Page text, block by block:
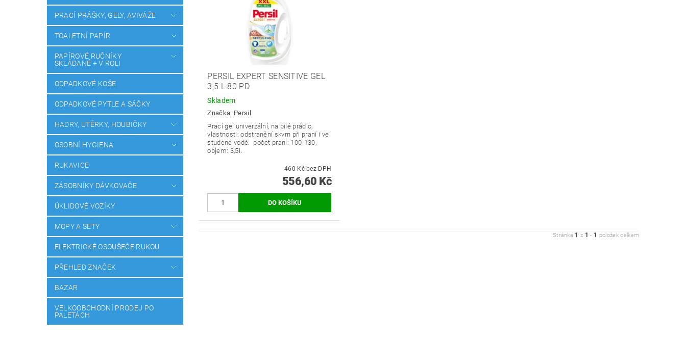
PRACÍ PRÁŠKY, GELY, AVIVÁŽE
TOALETNÍ PAPÍR
PAPÍROVÉ RUČNÍKY
SKLÁDANÉ + V ROLI
ODPADKOVÉ KOŠE
ODPADKOVÉ PYTLE A SÁČKY
HADRY, UTĚRKY, HOUBIČKY
OSOBNÍ HYGIENA
RUKAVICE
ZÁSOBNÍKY DÁVKOVAČE
ÚKLIDOVÉ VOZÍKY
MOPY A SETY
ELEKTRICKÉ OSOUŠEČE RUKOU
PŘEHLED ZNAČEK
BAZAR
VELKOOBCHODNÍ PRODEJ PO
PALETÁCH
PERSIL EXPERT SENSITIVE GEL
3,5 L 80 PD
Skladem
Značka: Persil
Prací gel univerzální, na bílé prádlo,
vlastnosti: odstranění skvrn při praní i ve
studené vodě. počet praní: 100-130,
objem: 3,5l.
460 Kč bez DPH
556,60 Kč
Stránka 1 z 1 - 1 položek celkem